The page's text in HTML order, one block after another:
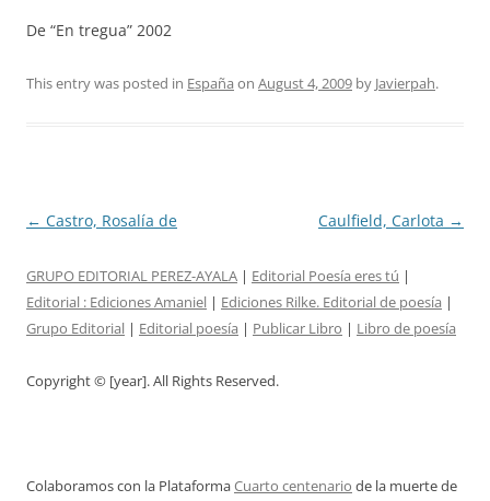
De “En tregua” 2002
This entry was posted in España on August 4, 2009 by Javierpah.
Post
← Castro, Rosalía de Caulfield, Carlota →
GRUPO EDITORIAL PEREZ-AYALA | Editorial Poesía eres tú |
Editorial : Ediciones Amaniel | Ediciones Rilke. Editorial de poesía |
Grupo Editorial | Editorial poesía | Publicar Libro | Libro de poesía
Copyright © [year]. All Rights Reserved.
Colaboramos con la PlataformaCuarto centenario de la muerte de